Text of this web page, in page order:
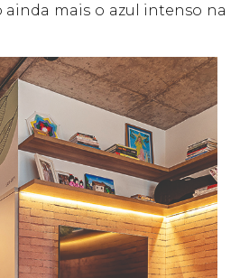
ainda mais o azul intenso na